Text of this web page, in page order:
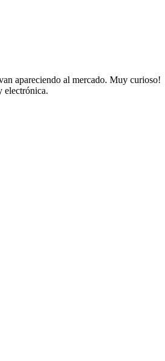
apareciendo al mercado. Muy curioso!
electrónica.